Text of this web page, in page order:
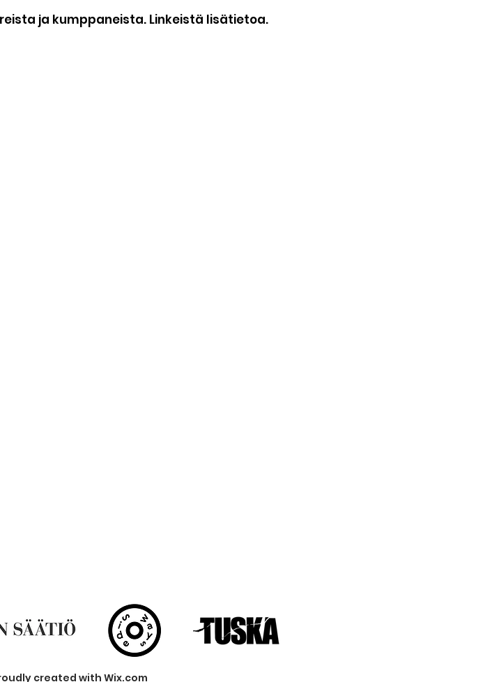
ja kumppaneista. Linkeistä lisätietoa.
created withWix.com